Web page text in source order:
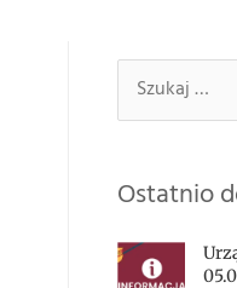
Szukaj:
Ostatnio